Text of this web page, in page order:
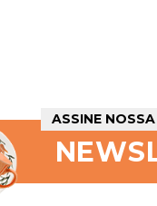
ASSINE NOSSA